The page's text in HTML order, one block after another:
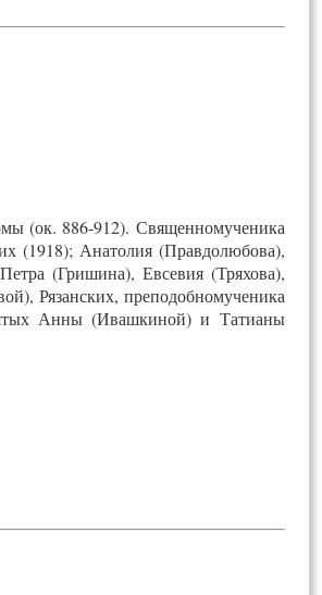
(ок. 886-912). Священномученика
(1918); Анатолия (Правдолюбова),
(Гришина), Евсевия (Тряхова),
Рязанских, преподобномученика
Анны (Ивашкиной) и Татианы